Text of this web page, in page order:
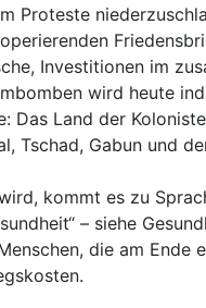
Proteste
Investitionen im
wird heute
Das Land der
Tschad, Gabun und
kommt es zu
– siehe
die am